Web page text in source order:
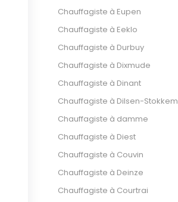
Chauffagiste à Eupen
Chauffagiste à Eeklo
Chauffagiste à Durbuy
Chauffagiste à Dixmude
Chauffagiste à Dinant
Chauffagiste à Dilsen-Stokkem
Chauffagiste à damme
Chauffagiste à Diest
Chauffagiste à Couvin
Chauffagiste à Deinze
Chauffagiste à Courtrai